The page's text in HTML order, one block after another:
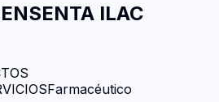
ILAC
Farmacéutico